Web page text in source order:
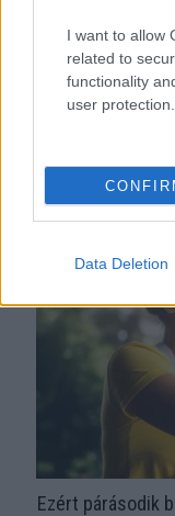
I want to allow
related to
functionality
user protection.
Data Deletion
Orvos
Ezért párásodik